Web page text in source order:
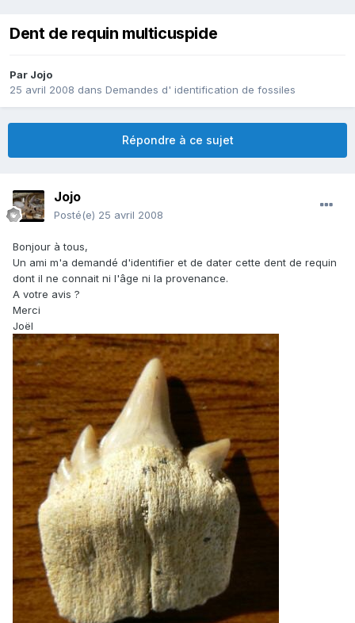
Dent de requin multicuspide
Par Jojo
25 avril 2008 dans Demandes d' identification de fossiles
Répondre à ce sujet
Jojo
Posté(e) 25 avril 2008
Bonjour à tous,
Un ami m'a demandé d'identifier et de dater cette dent de requin
dont il ne connait ni l'âge ni la provenance.
A votre avis ?
Merci
Joël